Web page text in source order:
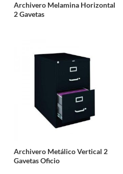
Archivero Melamina Horizontal
2 Gavetas
Archivero Metálico Vertical 2
Gavetas Oficio